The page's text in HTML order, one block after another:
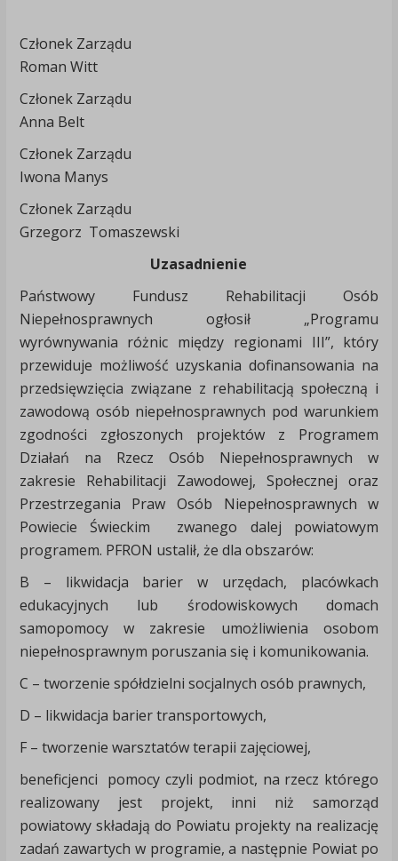
Członek Zarządu
Roman Witt
Członek Zarządu
Anna Belt
Członek Zarządu
Iwona Manys
Członek Zarządu
Grzegorz Tomaszewski
Uzasadnienie
Państwowy Fundusz Rehabilitacji Osób
Niepełnosprawnych ogłosił „Programu
wyrównywania różnic między regionami III”, który
przewiduje możliwość uzyskania dofinansowania na
przedsięwzięcia związane z rehabilitacją społeczną i
zawodową osób niepełnosprawnych pod warunkiem
zgodności zgłoszonych projektów z Programem
Działań na Rzecz Osób Niepełnosprawnych w
zakresie Rehabilitacji Zawodowej, Społecznej oraz
Przestrzegania Praw Osób Niepełnosprawnych w
Powiecie Świeckim zwanego dalej powiatowym
programem. PFRON ustalił, że dla obszarów:
B – likwidacja barier w urzędach, placówkach
edukacyjnych lub środowiskowych domach
samopomocy w zakresie umożliwienia osobom
niepełnosprawnym poruszania się i komunikowania.
C – tworzenie spółdzielni socjalnych osób prawnych,
D – likwidacja barier transportowych,
F – tworzenie warsztatów terapii zajęciowej,
beneficjenci pomocy czyli podmiot, na rzecz którego
realizowany jest projekt, inni niż samorząd
powiatowy składają do Powiatu projekty na realizację
zadań zawartych w programie, a następnie Powiat po